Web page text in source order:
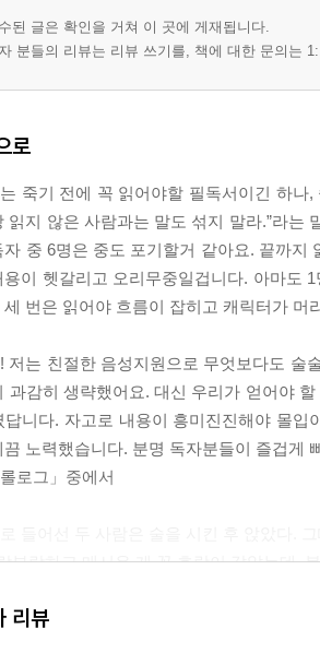
된 글은 확인을 거쳐 이 곳에 게재됩니다.
분들의 리뷰는 리뷰 쓰기를, 책에 대한 문의는
로
죽기 전에 꼭 읽어야할 필독서이긴 하나
읽지 않은 사람과는 말도 섞지 말라.”라는
자 중 6명은 중도 포기할거 같아요. 끝까
용이 헷갈리고 오리무중일겁니다. 아마도
세 번은 읽어야 흐름이 잡히고 캐릭터가
저는 친절한 음성지원으로 무엇보다도 술
과감히 생략했어요. 대신 우리가 얻어야
답니다. 자고로 내용이 흥미진진해야 몰
끔 노력했습니다. 분명 독자분들이 즐겁게
로그」중에서
부락하고 매서운 게 꼭 호랑이 같았는데,
이렇게 말하는 게 아닌가.
리뷰